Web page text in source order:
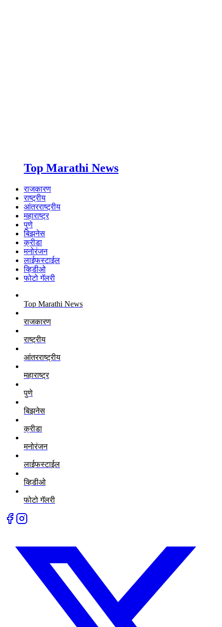
Top Marathi News
राजकारण
राष्ट्रीय
आंतरराष्ट्रीय
महाराष्ट्र
पुणे
बिझनेस
क्रीडा
मनोरंजन
लाईफस्टाईल
व्हिडीओ
फोटो गॅलरी
Top Marathi News
राजकारण
राष्ट्रीय
आंतरराष्ट्रीय
महाराष्ट्र
पुणे
बिझनेस
क्रीडा
मनोरंजन
लाईफस्टाईल
व्हिडीओ
फोटो गॅलरी